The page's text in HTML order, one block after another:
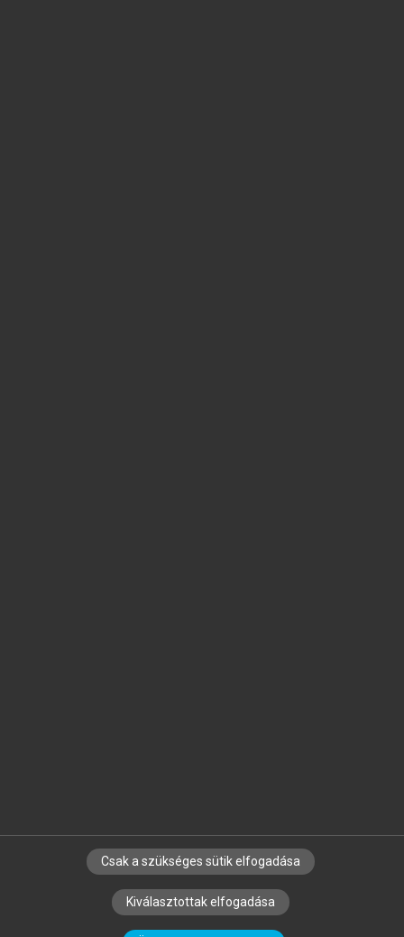
SZERZŐKNEK CÉGEKNEK KÖNYVTÁROSOKNAK
SZERKESZTÉSI ÉS LEKTORÁLÁSI ALAPELVEK
Csak a szükséges sütik elfogadása
Kiválasztottak elfogadása